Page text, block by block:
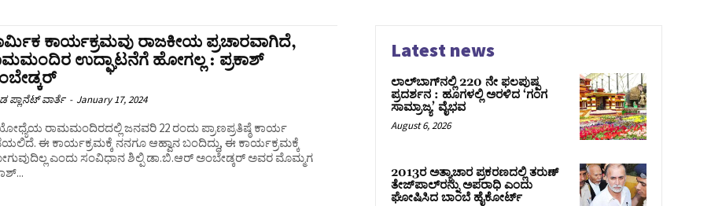
ಕಾರ್ಯಕ್ರಮವು ರಾಜಕೀಯ ಪ್ರಚಾರವಾಗಿದೆ,
ಉದ್ಘಾಟನೆಗೆ ಹೋಗಲ್ಲ : ಪ್ರಕಾಶ್
ಪ್ಲಾನೆಟ್ ವಾರ್ತೆ - January 17, 2024
ರಾಮಮಂದಿರದಲ್ಲಿ ಜನವರಿ 22 ರಂದು ಪ್ರಾಣಪ್ರತಿಷ್ಠೆ ಕಾರ್ಯ
ಈ ಕಾರ್ಯಕ್ರಮಕ್ಕೆ ನನಗೂ ಆಹ್ವಾನ ಬಂದಿದ್ದು, ಈ ಕಾರ್ಯಕ್ರಮಕ್ಕೆ
ಎಂದು ಸಂವಿಧಾನ ಶಿಲ್ಪಿ ಡಾ.ಬಿ.ಆರ್ ಅಂಬೇಡ್ಕ‌ರ್ ಅವರ ಮೊಮ್ಮಗ
Latest news
ಲಾಲ್‍ಬಾಗ್‍ನಲ್ಲಿ 220 ನೇ ಫಲಪುಷ್ಪ
ಪ್ರದರ್ಶನ : ಹೂಗಳಲ್ಲಿ ಅರಳಿದ ‘ಗಂಗ
ಸಾಮ್ರಾಜ್ಯ’ ವೈಭವ
August 6, 2026
2013ರ ಅತ್ಯಾಚಾರ ಪ್ರಕರಣದಲ್ಲಿ ತರುಣ್
ತೇಜ್‌ಪಾಲ್‌ರನ್ನು ಅಪರಾಧಿ ಎಂದು
ಘೋಷಿಸಿದ ಬಾಂಬೆ ಹೈಕೋರ್ಟ್